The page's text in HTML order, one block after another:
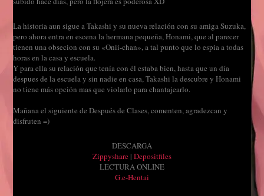
La historia aun sigue a Takashi y su nueva relación con su amiga Suzuka,
pero ahora entra en escena la hermana pequeña, Honami, que al parecer
tienen una obsecion con su «Onii-chan», a tal punto que lo espia a todas
horas en la casa y escuela.
Y para ella su relación que tenía con él estaba bien, hasta que un día
despues de la escuela y sin nadie en casa, Takashi la descubre y Honami
no tiene más opción mas que violarlo para chantajearlo.
Mañana el siguiente de Después de Clases, comenten, agradezcan y
disfruten =)
DESCARGA
Zippyshare | Depositfiles
LECTURA ONLINE
G.e-Hentai